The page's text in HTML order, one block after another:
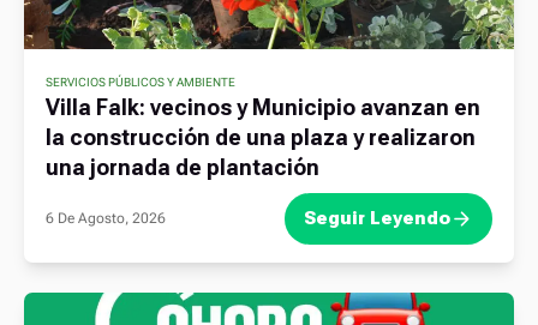
SERVICIOS PÚBLICOS Y AMBIENTE
Villa Falk: vecinos y Municipio avanzan en
la construcción de una plaza y realizaron
una jornada de plantación
6 De Agosto, 2026 Seguir Leyendo